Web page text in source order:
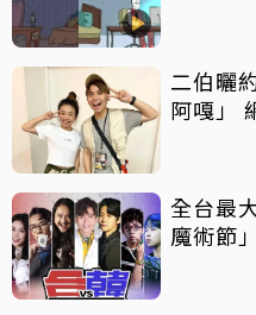
二伯曬
阿嘎」
全台最
魔術節